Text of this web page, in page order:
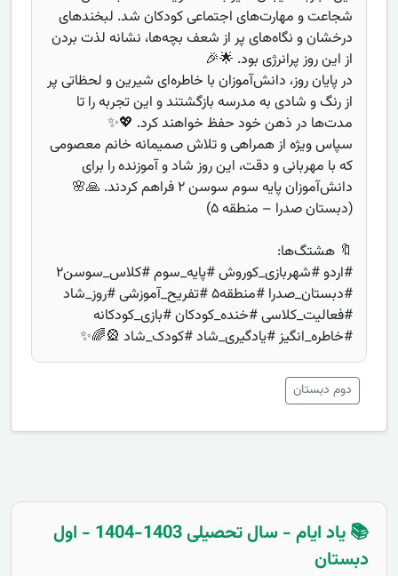
شجاعت و مهارت‌های اجتماعی کودکان شد. لبخندهای
درخشان و نگاه‌های پر از شعف بچه‌ها، نشانه لذت بردن
از این روز پرانرژی بود. 🌟🎉
در پایان روز، دانش‌آموزان با خاطره‌ای شیرین و لحظاتی پر
از رنگ و شادی به مدرسه بازگشتند و این تجربه را تا
مدت‌ها در ذهن خود حفظ خواهند کرد. 💖✨
سپاس ویژه از همراهی و تلاش صمیمانه خانم معصومی
که با مهربانی و دقت، این روز شاد و آموزنده را برای
دانش‌آموزان پایه سوم سوسن ۲ فراهم کردند. 🙏🌸
(دبستان صدرا – منطقه ۵)
🔖 هشتگ‌ها:
#اردو #شهربازی_کوروش #پایه_سوم #کلاس_سوسن۲
#دبستان_صدرا #منطقه۵ #تفریح_آموزشی #روز_شاد
#فعالیت_کلاسی #خنده_کودکان #بازی_کودکانه
#خاطره_انگیز #یادگیری_شاد #کودک_شاد 🎡🌈✨
دوم دبستان
📚 یاد ایام - سال تحصیلی 1403-1404 - اول
دبستان